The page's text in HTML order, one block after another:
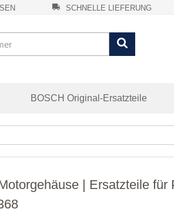
SCHNELLE LIEFERUNG
BOSCH Original-Ersatzteile
| Ersatzteile